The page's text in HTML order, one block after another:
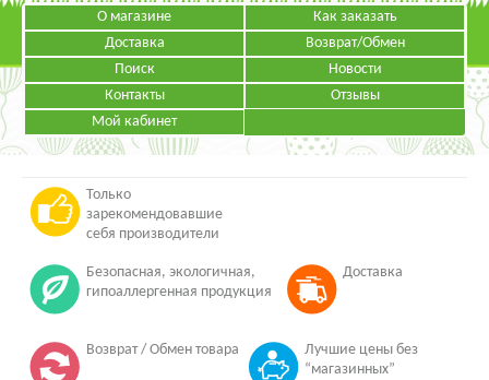
+7 (499)391-49-83Телефон в Москве
Режим работы:
Пн-Пт: с 09.00 до 19.00
НАПИСАТЬ ПИСЬМО
О магазине
Как заказать
Доставка
Возврат/Обмен
Поиск
Новости
Контакты
Отзывы
Мой кабинет
Только
зарекомендовавшие
себя производители
Безопасная, экологичная,
гипоаллергенная продукция
Доставка
Возврат / Обмен товара
Лучшие цены без
“магазинных”